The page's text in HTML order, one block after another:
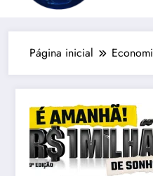
Página inicial